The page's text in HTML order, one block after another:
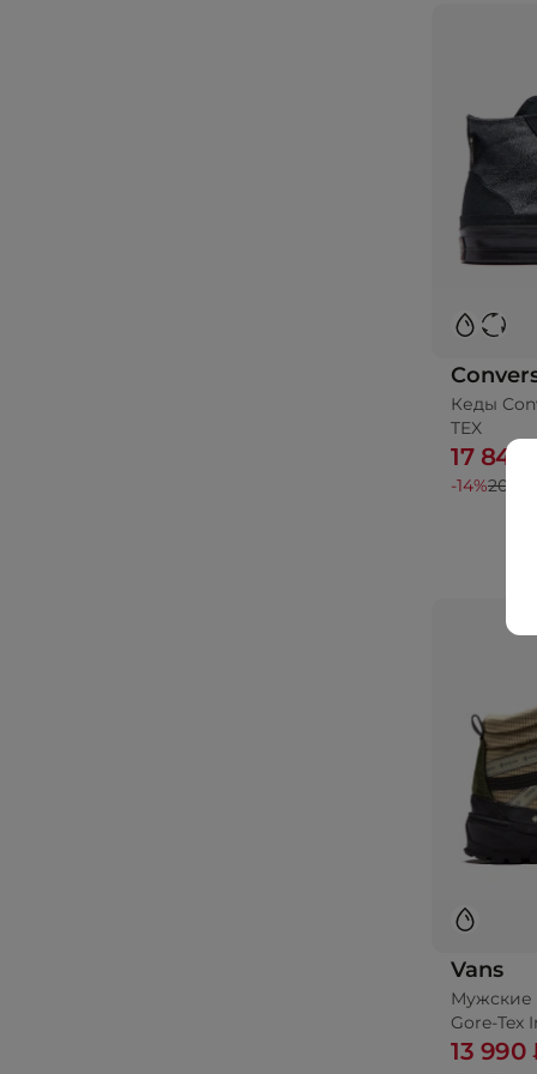
Кеды
TEX
17 842 ₽
-14%20
Vans
Мужские
Gore-Tex
13 990